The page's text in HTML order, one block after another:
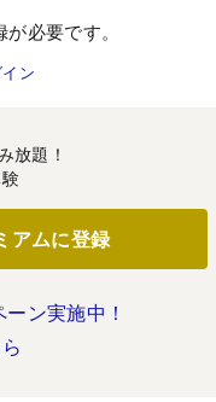
必要です。
ン
放題！
アムに登録
ン実施中！